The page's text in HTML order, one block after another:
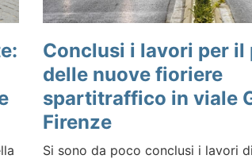
Conclusi i lavori per il
delle nuove fioriere
spartitraffico in viale
Firenze
Si sono da poco conclusi i lavori di